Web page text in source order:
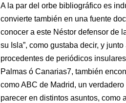
A la par del orbe bibliográfico es
convierte también en una fuente
conocer a este Néstor defensor de
su Isla”, como gustaba decir, y
procedentes de periódicos
Palmas ó Canarias7, también
como ABC de Madrid, un
parecer en distintos asuntos, como